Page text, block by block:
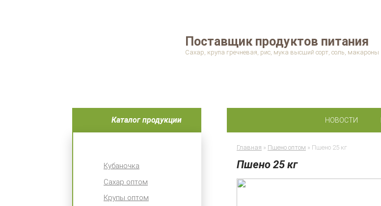
Поставщик продуктов питания
Сахар, крупа гречневая, рис, мука высший сорт, соль, макароны
НОВОСТИ
Главная Пшено оптом Пшено 25 кг
Пшено 25 кг
Каталог продукции
Кубаночка
Сахар оптом
Крупы оптом